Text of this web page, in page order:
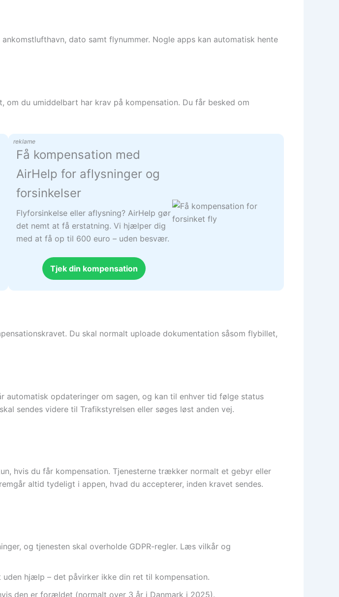
dato samt flynummer. Nogle apps kan automatisk hente
du umiddelbart har krav på kompensation. Du får besked om
reklame
Få kompensation med
AirHelp for aflysninger og
forsinkelser
Flyforsinkelse eller aflysning? AirHelp gør
det nemt at få erstatning. Vi hjælper dig
med at få op til 600 euro – uden besvær.
Tjek din kompensation
Du skal normalt uploade dokumentation såsom flybillet,
automatisk opdateringer om sagen, og kan til enhver tid følge status
sendes videre til Trafikstyrelsen eller søges løst anden vej.
hvis du får kompensation. Tjenesterne trækker normalt et gebyr eller
altid tydeligt i appen, hvad du accepterer, inden kravet sendes.
og tjenesten skal overholde GDPR-regler. Læs vilkår og
hjælp – det påvirker ikke din ret til kompensation.
den er forældet (normalt over 3 år i Danmark i 2025).